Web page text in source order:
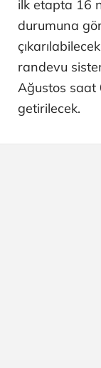
ilk etapta 16
durumuna
randevu
Ağustos
getirilecek.